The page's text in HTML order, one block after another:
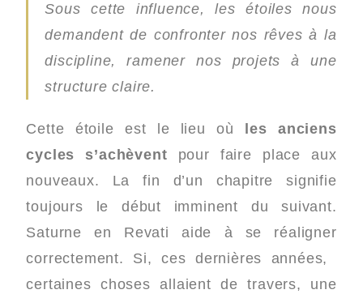
Sous cette influence, les étoiles nous
demandent de confronter nos rêves à la
discipline, ramener nos projets à une
structure claire.
Cette étoile est le lieu où
les anciens
cycles s’achèvent pour faire place aux
nouveaux. La fin d’un chapitre signifie
toujours le début imminent du suivant.
Saturne en Revati aide à se réaligner
correctement. Si, ces dernières années,
certaines choses allaient de travers, une